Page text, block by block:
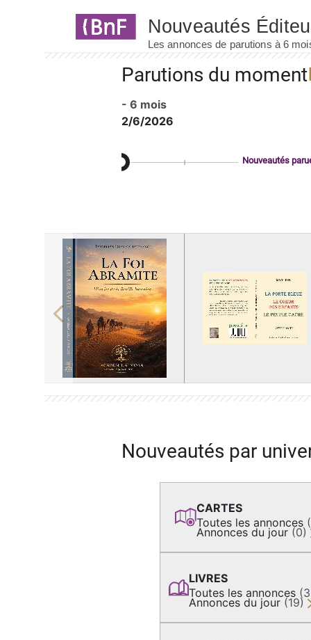
Parutions du moment
- 6 mois
2/6/2026
Nouveautés
Previous
Nouveautés par
CARTES
Toutes les annonces
Annonces du jour (0)
LIVRES
Toutes les annonces
Annonces du jour (19)